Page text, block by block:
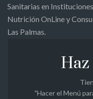
Sanitarias en
Nutrición OnLine y
Las Palmas.
"Hacer el Menú